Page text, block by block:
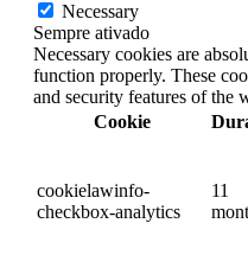
Necessary
Sempre ativado
Necessary cookies are
function properly. These
and security features of the
Cookie
cookielawinfo-
checkbox-analytics
11